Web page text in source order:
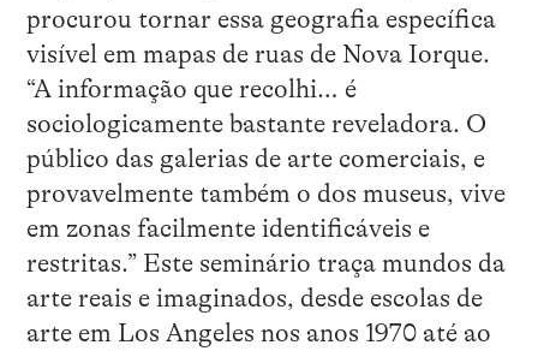
procurou tornar essa geografia específica
visível em mapas de ruas de Nova Iorque.
“A informação que recolhi… é
sociologicamente bastante reveladora. O
público das galerias de arte comerciais, e
provavelmente também o dos museus, vive
em zonas facilmente identificáveis e
restritas.” Este seminário traça mundos da
arte reais e imaginados, desde escolas de
arte em Los Angeles nos anos 1970 até ao